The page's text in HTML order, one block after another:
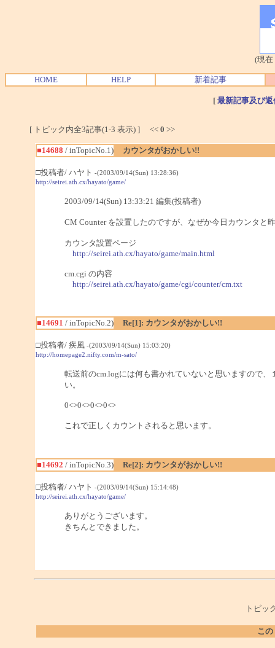
(現在
HOME HELP 新着記事
[ 最新記事及び
[ トピック内全3記事(1-3 表示) ] << 0 >>
■14688 / inTopicNo.1) カウンタがおかしい!!
□投稿者/ ハヤト -(2003/09/14(Sun) 13:28:36)
http://seirei.ath.cx/hayato/game/
2003/09/14(Sun) 13:33:21 編集(投稿者)
CM Counter を設置したのですが、なぜか今日カウンタと
カウンタ設置ページ
http://seirei.ath.cx/hayato/game/main.html
cm.cgi の内容
http://seirei.ath.cx/hayato/game/cgi/counter/cm.txt
■14691 / inTopicNo.2) Re[1]: カウンタがおかしい!!
□投稿者/ 疾風 -(2003/09/14(Sun) 15:03:20)
http://homepage2.nifty.com/m-sato/
転送前のcm.logには何も書かれていないと思いますので
い。
0<>0<>0<>0<>
これで正しくカウントされると思います。
■14692 / inTopicNo.3) Re[2]: カウンタがおかしい!!
□投稿者/ ハヤト -(2003/09/14(Sun) 15:14:48)
http://seirei.ath.cx/hayato/game/
ありがとうございます。
きちんとできました。
トピッ
こ